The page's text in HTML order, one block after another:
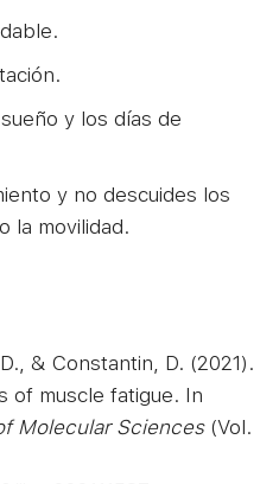
y los días de
y no descuides los
la movilidad.
& Constantin, D. (2021).
of muscle fatigue. In
Molecular Sciences(Vol.